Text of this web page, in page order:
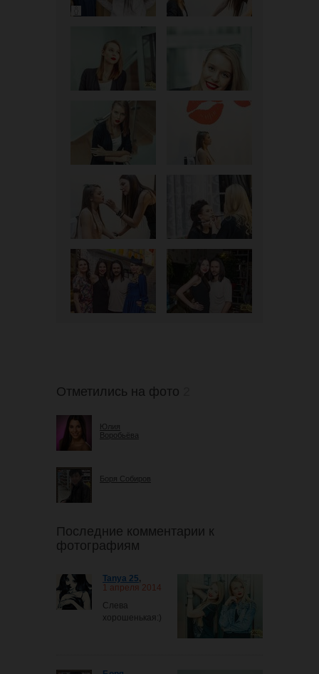
Отметились на фото
Юлия
Воробьёва
Боря Собиров
Последние комментарии к
фотографиям
Tanya 25,
1 апреля 2014
Слева
хорошенькая:)